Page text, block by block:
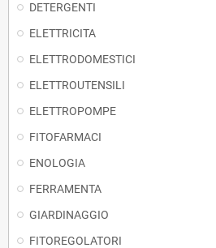
DETERGENTI
ELETTRICITA
ELETTRODOMESTICI
ELETTROUTENSILI
ELETTROPOMPE
FITOFARMACI
ENOLOGIA
FERRAMENTA
GIARDINAGGIO
FITOREGOLATORI